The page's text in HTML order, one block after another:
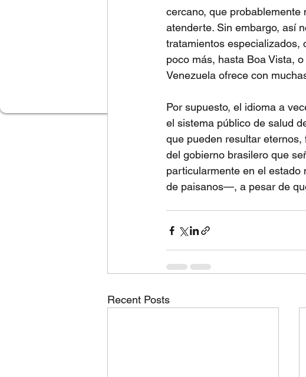
cercano, que
atenderte. Sin embargo, así
tratamientos especializados,
poco más, hasta Boa Vista,
Venezuela ofrece con
Por supuesto, el idioma a
el sistema público de salud
que pueden resultar
del gobierno brasilero que
particularmente en el
de paisanos—, a pesar de
Recent Posts